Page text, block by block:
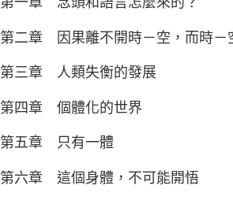
第二章 因果離不開時－空，而時－
第三章 人類失衡的發展
第四章 個體化的世界
第五章 只有一體
第六章 這個身體，不可能開悟